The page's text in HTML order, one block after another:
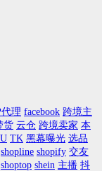
理 facebook 跨境主
货 云仓 跨境卖家 本
TK 黑幕曝光 选品
shopline shopify 交友
shoptop shein 主播 抖